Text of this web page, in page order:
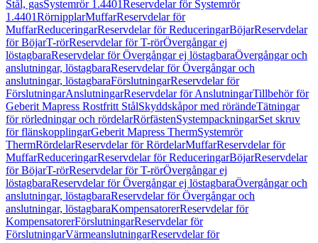
Stål, gasSystemrör 1.4401Reservdelar för Systemrör
1.4401RörnipplarMuffarReservdelar för
MuffarReduceringarReservdelar för ReduceringarBöjarReservdelar
för BöjarT-rörReservdelar för T-rörÖvergångar ej
löstagbaraReservdelar för Övergångar ej löstagbaraÖvergångar och
anslutningar, löstagbaraReservdelar för Övergångar och
anslutningar, löstagbaraFörslutningarReservdelar för
FörslutningarAnslutningarReservdelar för AnslutningarTillbehör för
Geberit Mapress Rostfritt StålSkyddskåpor med rörändeTätningar
för rörledningar och rördelarRörfästenSystempackningarSet skruv
för flänskopplingarGeberit Mapress ThermSystemrör
ThermRördelarReservdelar för RördelarMuffarReservdelar för
MuffarReduceringarReservdelar för ReduceringarBöjarReservdelar
för BöjarT-rörReservdelar för T-rörÖvergångar ej
löstagbaraReservdelar för Övergångar ej löstagbaraÖvergångar och
anslutningar, löstagbaraReservdelar för Övergångar och
anslutningar, löstagbaraKompensatorerReservdelar för
KompensatorerFörslutningarReservdelar för
FörslutningarVärmeanslutningarReservdelar för